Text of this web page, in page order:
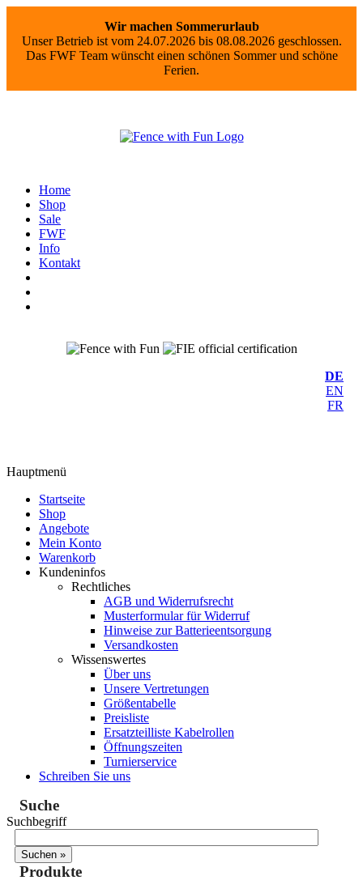
Wir machen Sommerurlaub
Unser Betrieb ist vom 24.07.2026 bis 08.08.2026 geschlossen.
Das FWF Team wünscht einen schönen Sommer und schöne
Ferien.
Home
Shop
Sale
FWF
Info
Kontakt
DE
EN
FR
Hauptmenü
Startseite
Shop
Angebote
Mein Konto
Warenkorb
Kundeninfos
Rechtliches
AGB und Widerrufsrecht
Musterformular für Widerruf
Hinweise zur Batterieentsorgung
Versandkosten
Wissenswertes
Über uns
Unsere Vertretungen
Größentabelle
Preisliste
Ersatzteilliste Kabelrollen
Öffnungszeiten
Turnierservice
Schreiben Sie uns
Suche
Suchbegriff
Produkte